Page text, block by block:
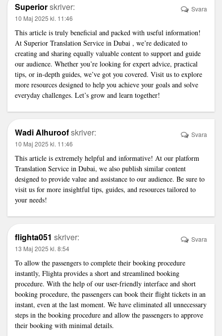
Superiorskriver:
10 Maj 2025 kl. 11:46
This article is truly beneficial and packed with useful information!
At Superior Translation Service in Dubai , we’re dedicated to
creating and sharing equally valuable content to support and guide
our audience. Whether you’re looking for expert advice, practical
tips, or in-depth guides, we’ve got you covered. Visit us to explore
more resources designed to help you achieve your goals and solve
everyday challenges. Let’s grow and learn together!
Svara
Wadi Alhuroofskriver:
10 Maj 2025 kl. 11:46
This article is extremely helpful and informative! At our platform
Translation Service in Dubai, we also publish similar content
designed to provide value and assistance to our audience. Be sure to
visit us for more insightful tips, guides, and resources tailored to
your needs!
Svara
flighta051 skriver:
13 Maj 2025 kl. 8:54
To allow the passengers to complete their booking procedure
instantly, Flighta provides a short and streamlined booking
procedure. With the help of our user-friendly interface and short
booking procedure, the passengers can book their flight tickets in an
instant, even at the last moment. We have eliminated all unnecessary
steps in the booking procedure and allow the passengers to approve
their booking with minimal details.
Svara